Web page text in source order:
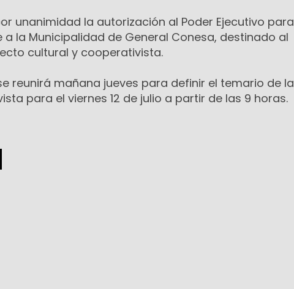
unanimidad la autorización al Poder Ejecutivo para
la Municipalidad de General Conesa, destinado al
cultural y cooperativista.
reunirá mañana jueves para definir el temario de la
para el viernes 12 de julio a partir de las 9 horas.